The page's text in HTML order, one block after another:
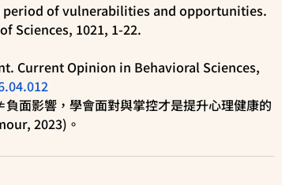
period of vulnerabilities and opportunities.
Sciences, 1021, 1-22.
Current Opinion in Behavioral Sciences,
面影響，學會面對與掌控才是提升心理健康的
2023)。